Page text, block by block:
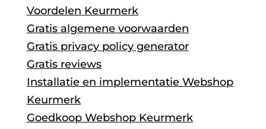
Voordelen Keurmerk
Gratis algemene voorwaarden
Gratis privacy policy generator
Gratis reviews
Installatie en implementatie Webshop
Keurmerk
Goedkoop Webshop Keurmerk